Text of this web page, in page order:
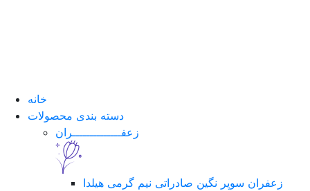
خانه
دسته بندی محصولات
زعفــــــــــــــران
زعفران سوپر نگین صادراتی نیم گرمی هیلدا